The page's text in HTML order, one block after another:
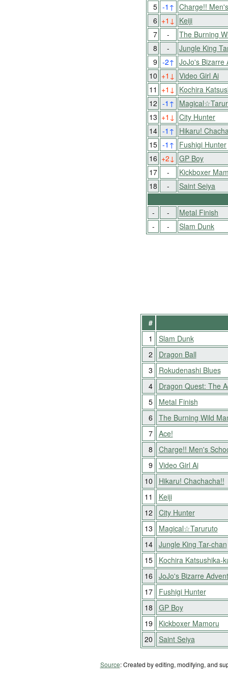
5 -1 ↑ Charge!!
6 +1 ↓ Keiji
7
- The Burning
8
- Jungle King
9 -2↑ JoJo's Bizarre
10 +1 ↓ Video Girl Ai
11 +1 ↓ Kochira
12 -1 ↑
13 +1 ↓ City Hunter
14 -1 ↑ Hikaru!
15 -1 ↑ Fushigi Hunter
16 +2↓ GP Boy
17
- Kickboxer
18
- Saint Seiya
-
- Metal Finish
-
- Slam Dunk
#
1
Slam Dunk
2
Dragon Ball
3
Rokudenashi Blues
4
Dragon Quest: The
5
Metal Finish
6
The Burning Wild
7
Ace!
8
Charge!! Men's
9
Video Girl Ai
10
Hikaru! Chachacha!!
11
Keiji
12
City Hunter
13
Magical☆Taruruto
14
Jungle King Tar-chan
15
Kochira Katsushika-
16
JoJo's Bizarre
17
Fushigi Hunter
18
GP Boy
19
Kickboxer Mamoru
20
Saint Seiya
Source: Created by editing, modifying, and